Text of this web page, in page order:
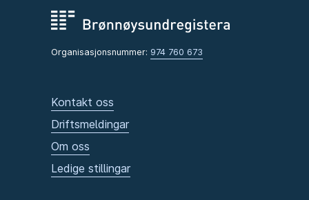
Organisasjonsnummer: 974 760 673
Kontakt oss
Driftsmeldingar
Om oss
Ledige stillingar